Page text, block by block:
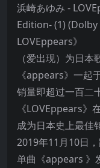
浜崎あゆみ -
Edition- (1) (Dolby
LOVEppears》
（爱出现）为日
《appears》一起
销量即超过一百二
《LOVEppears》
成为日本史上最佳
2019年11月10日
单曲《appears 》